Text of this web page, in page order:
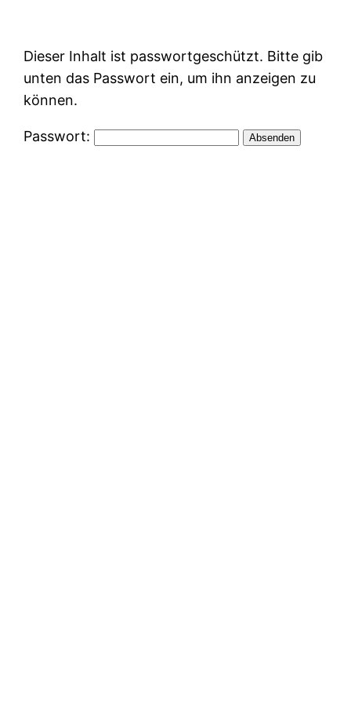
springen
Dieser Inhalt ist passwortgeschützt. Bitte gib
unten das Passwort ein, um ihn anzeigen zu
können.
Passwort: